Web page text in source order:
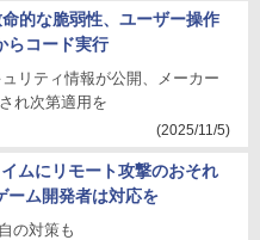
的な脆弱性、ユーザー操作
らコード実行
リティ情報が公開、メーカー
れ次第適用を
(2025/11/5)
ムにリモート攻撃のおそれ
ーム開発者は対応を
の対策も